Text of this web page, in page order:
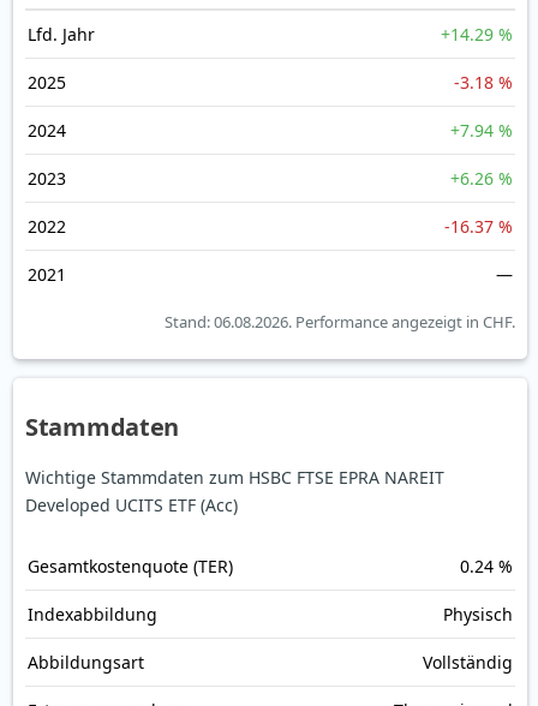
Lfd. Jahr +14.29 %
2025 -3.18 %
2024 +7.94 %
2023 +6.26 %
2022 -16.37 %
2021 —
Stand: 06.08.2026. Performance angezeigt in CHF.
Stammdaten
Wichtige Stammdaten zum HSBC FTSE EPRA NAREIT
Developed UCITS ETF (Acc)
Gesamt­kosten­quote (TER) 0.24 %
Index­abbildung Physisch
Abbildungs­art Vollständig